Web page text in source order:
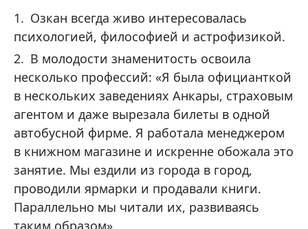
Озкан всегда живо интересовалась
психологией, философией и астрофизикой.
В молодости знаменитость освоила
несколько профессий: «Я была официанткой
в нескольких заведениях Анкары, страховым
агентом и даже вырезала билеты в одной
автобусной фирме. Я работала менеджером
в книжном магазине и искренне обожала это
занятие. Мы ездили из города в город,
проводили ярмарки и продавали книги.
Параллельно мы читали их, развиваясь